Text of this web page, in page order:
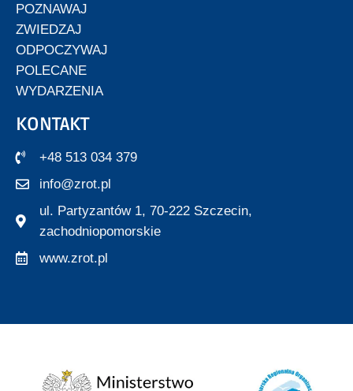
POZNAWAJ
ZWIEDZAJ
ODPOCZYWAJ
POLECANE
WYDARZENIA
KONTAKT
+48 513 034 379
info@zrot.pl
ul. Partyzantów 1, 70-222 Szczecin,
zachodniopomorskie
www.zrot.pl